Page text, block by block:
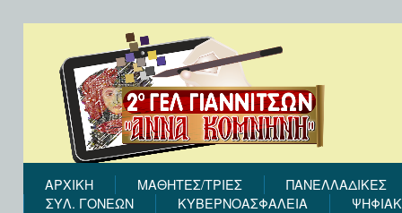
ΑΡΧΙΚΉ ΜΑΘΗΤΕΣ/ΤΡΙΕΣ
ΠΑΝΕΛΛΑΔΙΚΕΣ
ΣΎΛ. ΓΟΝΈΩΝ
ΚΥΒΕΡΝΟΑΣΦΑΛΕΙΑ